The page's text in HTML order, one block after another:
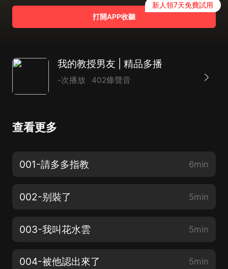
打開APP收聽
新人領7天免費試用
我的教授男友 | 精品多播
-次播放 402條聲音
查看更多
001-請多多指教 6min
002-别裝了 5min
003-我叫花水雲 5min
004-被他認出來了 5min